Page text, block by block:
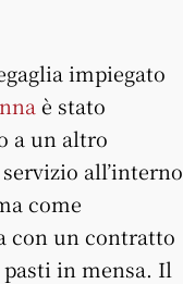
impiegato
è stato
a un altro
all’interno
come
con un contratto
in mensa. Il